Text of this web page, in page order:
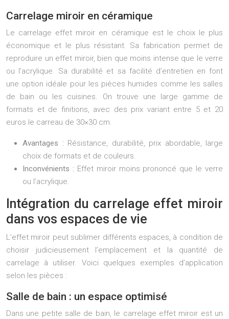
Carrelage miroir en céramique
Le carrelage effet miroir en céramique est le choix le plus
économique et le plus résistant. Sa fabrication permet de
reproduire un effet miroir, bien que moins intense que le verre
ou l’acrylique. Sa durabilité et sa facilité d’entretien en font
une option idéale pour les pièces humides comme les salles
de bain ou les cuisines. On trouve une large gamme de
formats et de finitions, avec des prix variant entre 5 et 20
euros le carreau de 30×30 cm.
Avantages : Résistance, durabilité, prix abordable, large
choix de formats et de couleurs.
Inconvénients : Effet miroir moins prononcé que le verre
ou l’acrylique.
Intégration du carrelage effet miroir
dans vos espaces de vie
L’effet miroir peut sublimer différents espaces, à condition de
choisir judicieusement l’emplacement et la quantité de
carrelage à utiliser. Voici quelques exemples d’application
selon les pièces :
Salle de bain : un espace optimisé
Dans une petite salle de bain, le carrelage effet miroir est un